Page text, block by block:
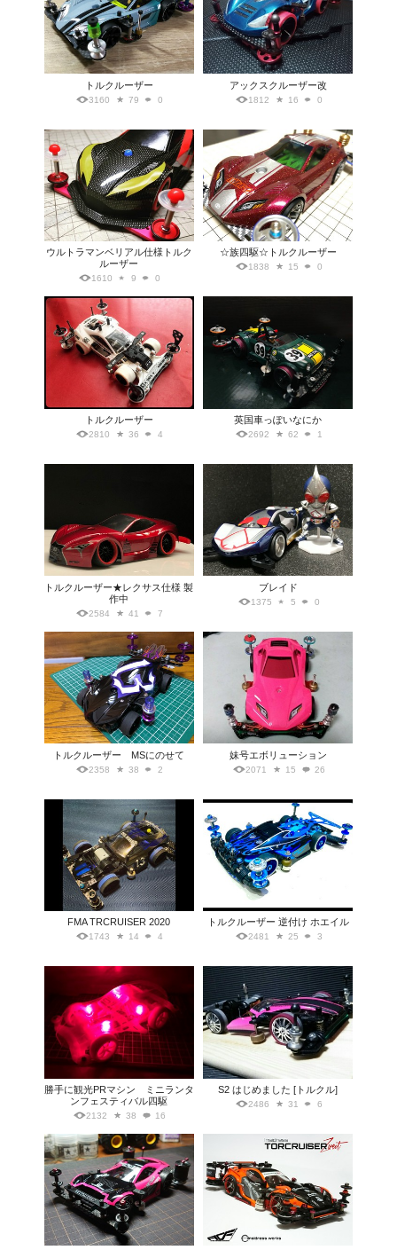
トルクルーザー
3160 79 0
アックスクルーザー改
1812 16 0
ウルトラマンベリアル仕様トルク
ルーザー
1610 9 0
☆族四駆☆トルクルーザー
1838 15 0
トルクルーザー
2810 36 4
英国車っぽいなにか
2692 62 1
トルクルーザー★レクサス仕様 製
作中
2584 41 7
ブレイド
1375 5 0
トルクルーザー MSにのせて
2358 38 2
妹号エボリューション
2071 15 26
FMA TRCRUISER 2020
1743 14 4
トルクルーザー 逆付け ホエイル
2481 25 3
勝手に観光PRマシン ミニランタ
ンフェスティバル四駆
2132 38 16
S2 はじめました [トルクル]
2486 31 6